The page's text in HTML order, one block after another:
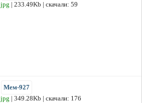
jpg | 233.49Kb | скачали: 59
Мем-927
jpg | 349.28Kb | скачали: 176